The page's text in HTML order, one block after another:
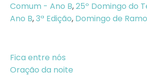
Comum - Ano B,25º Domingo do
Ano B,3ª Edição, Domingo de
Fica entre nós
Oração da noite